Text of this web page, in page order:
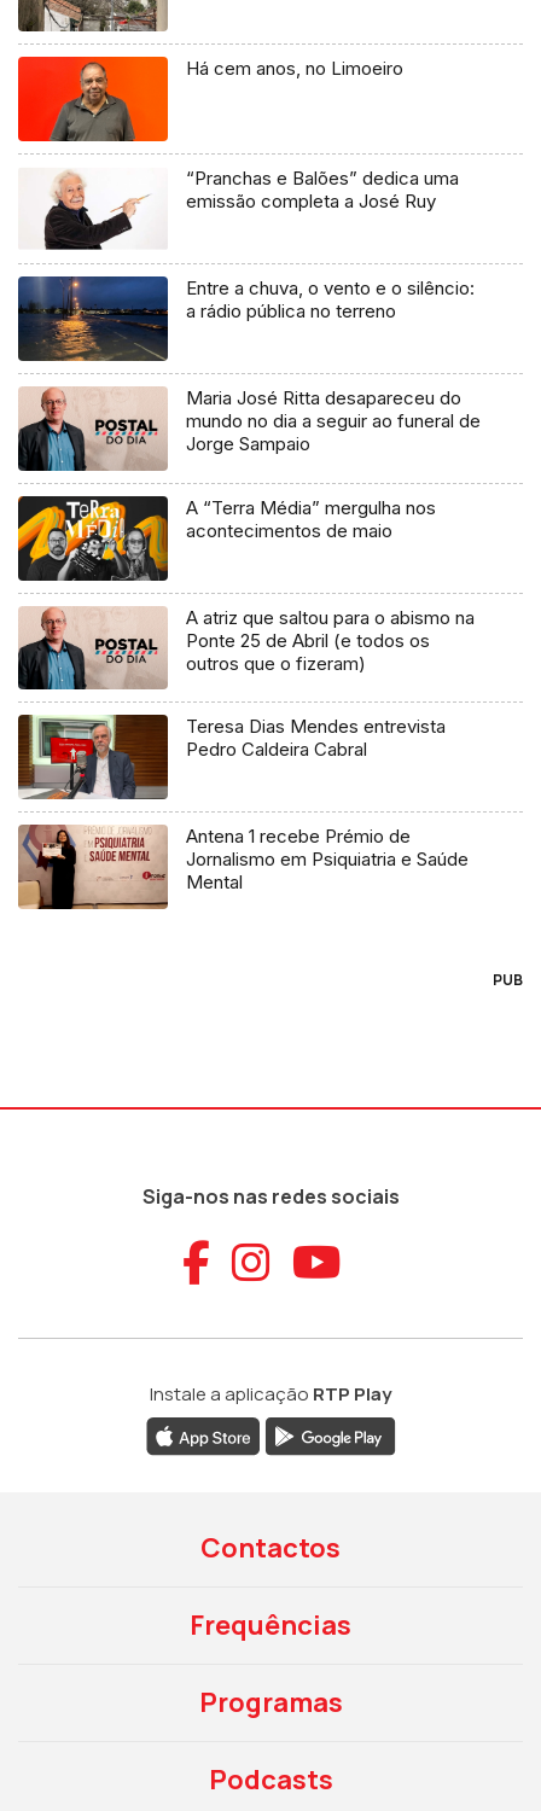
Há cem anos, no Limoeiro
“Pranchas e Balões” dedica uma
emissão completa a José Ruy
Entre a chuva, o vento e o silêncio:
a rádio pública no terreno
Maria José Ritta desapareceu do
mundo no dia a seguir ao funeral de
Jorge Sampaio
A “Terra Média” mergulha nos
acontecimentos de maio
A atriz que saltou para o abismo na
Ponte 25 de Abril (e todos os
outros que o fizeram)
Teresa Dias Mendes entrevista
Pedro Caldeira Cabral
Antena 1 recebe Prémio de
Jornalismo em Psiquiatria e Saúde
Mental
PUB
Siga-nos nas redes sociais
Aceder ao
Aceder ao
Aceder
Instale a aplicação RTP Play
Contactos
Frequências
Programas
Podcasts